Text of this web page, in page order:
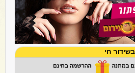
חי
ההרשמה בחינם